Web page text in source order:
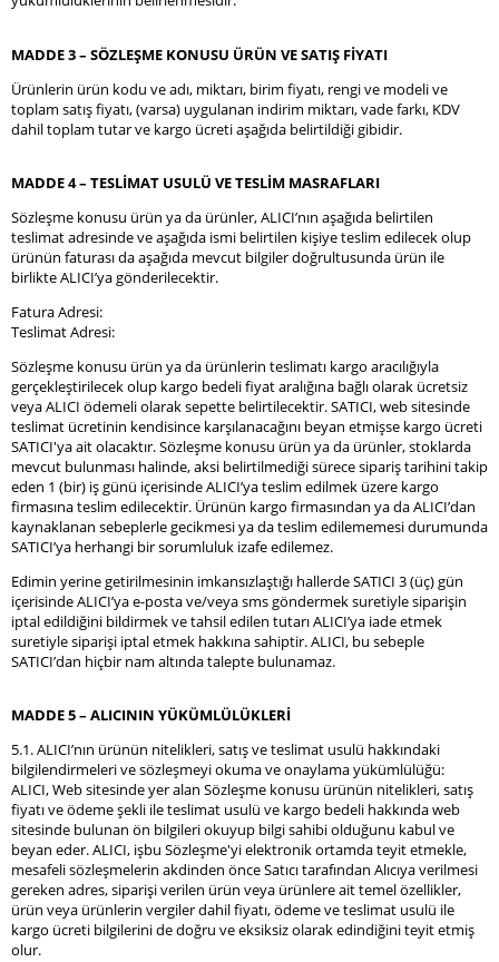
MADDE 3 – SÖZLEŞME KONUSU ÜRÜN VE SATIŞ FİYATI
Ürünlerin ürün kodu ve adı, miktarı, birim fiyatı, rengi ve modeli ve
toplam satış fiyatı, (varsa) uygulanan indirim miktarı, vade farkı, KDV
dahil toplam tutar ve kargo ücreti aşağıda belirtildiği gibidir.
MADDE 4 – TESLİMAT USULÜ VE TESLİM MASRAFLARI
Sözleşme konusu ürün ya da ürünler, ALICI’nın aşağıda belirtilen
teslimat adresinde ve aşağıda ismi belirtilen kişiye teslim edilecek olup
ürünün faturası da aşağıda mevcut bilgiler doğrultusunda ürün ile
birlikte ALICI’ya gönderilecektir.
Fatura Adresi:
Teslimat Adresi:
Sözleşme konusu ürün ya da ürünlerin teslimatı kargo aracılığıyla
gerçekleştirilecek olup kargo bedeli fiyat aralığına bağlı olarak ücretsiz
veya ALICI ödemeli olarak sepette belirtilecektir. SATICI, web sitesinde
teslimat ücretinin kendisince karşılanacağını beyan etmişse kargo ücreti
SATICI'ya ait olacaktır. Sözleşme konusu ürün ya da ürünler, stoklarda
mevcut bulunması halinde, aksi belirtilmediği sürece sipariş tarihini takip
eden 1 (bir) iş günü içerisinde ALICI’ya teslim edilmek üzere kargo
firmasına teslim edilecektir. Ürünün kargo firmasından ya da ALICI’dan
kaynaklanan sebeplerle gecikmesi ya da teslim edilememesi durumunda
SATICI’ya herhangi bir sorumluluk izafe edilemez.
Edimin yerine getirilmesinin imkansızlaştığı hallerde SATICI 3 (üç) gün
içerisinde ALICI’ya e-posta ve/veya sms göndermek suretiyle siparişin
iptal edildiğini bildirmek ve tahsil edilen tutarı ALICI’ya iade etmek
suretiyle siparişi iptal etmek hakkına sahiptir. ALICI, bu sebeple
SATICI’dan hiçbir nam altında talepte bulunamaz.
MADDE 5 – ALICININ YÜKÜMLÜLÜKLERİ
5.1. ALICI’nın ürünün nitelikleri, satış ve teslimat usulü hakkındaki
bilgilendirmeleri ve sözleşmeyi okuma ve onaylama yükümlülüğü:
ALICI, Web sitesinde yer alan Sözleşme konusu ürünün nitelikleri, satış
fiyatı ve ödeme şekli ile teslimat usulü ve kargo bedeli hakkında web
sitesinde bulunan ön bilgileri okuyup bilgi sahibi olduğunu kabul ve
beyan eder. ALICI, işbu Sözleşme'yi elektronik ortamda teyit etmekle,
mesafeli sözleşmelerin akdinden önce Satıcı tarafından Alıcıya verilmesi
gereken adres, siparişi verilen ürün veya ürünlere ait temel özellikler,
ürün veya ürünlerin vergiler dahil fiyatı, ödeme ve teslimat usulü ile
kargo ücreti bilgilerini de doğru ve eksiksiz olarak edindiğini teyit etmiş
olur.